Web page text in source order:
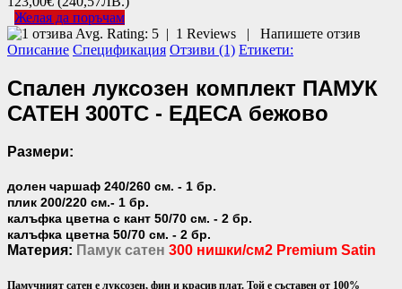
Желая да поръчам
Avg. Rating: 5 | 1 Reviews | Напишете отзив
Описание Спецификация Отзиви (1) Етикети:
Спален луксозен комплект ПАМУК
САТЕН 300TC - ЕДЕСА бежово
Размери:
долен чаршаф 240/260 см. - 1 бр.
плик 200/220 см.- 1 бр.
калъфка цветна с кант 50/70 см. - 2 бр.
калъфка цветна 50/70 см. - 2 бр.
Материя: Памук сатен 300 нишки/см2 Premium Satin
Памучният сатен е луксозен, фин и красив плат. Той е съставен от 100%